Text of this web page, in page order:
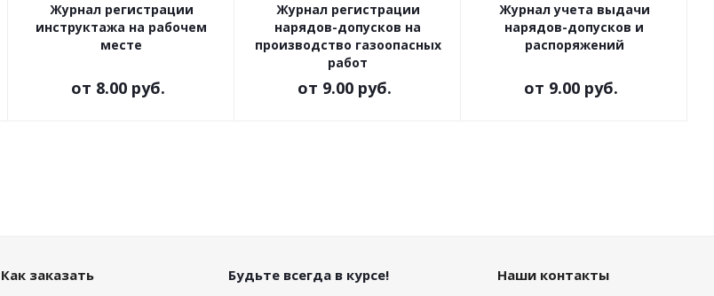
Журнал регистрации
инструктажа на рабочем
месте
от 8.00 руб.
Журнал регистрации
нарядов-допусков на
производство газоопасных
работ
от 9.00 руб.
Журнал учета выдачи
нарядов-допусков и
распоряжений
от 9.00 руб.
Как заказать Будьте всегда в курсе! Наши контакты